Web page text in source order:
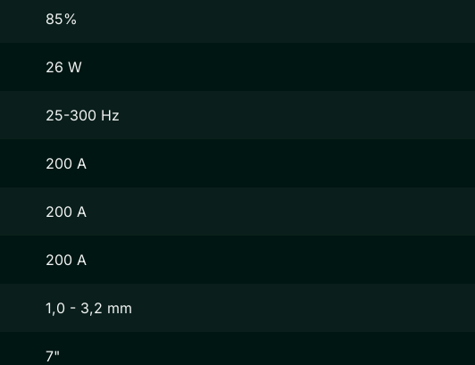
85%
26 W
25-300 Hz
200 A
200 A
200 A
1,0 - 3,2 mm
7"